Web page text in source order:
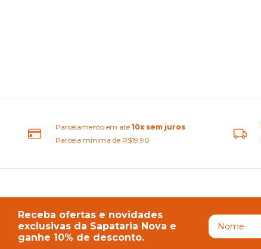
Parcelamento em até10x sem juros
Parcela mínima de R$19,90
Receba ofertas e novidades
exclusivas da Sapataria Nova e
ganhe 10% de desconto.